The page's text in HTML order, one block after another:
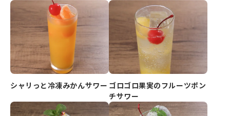
シャリっと冷凍みかんサワー ゴロゴロ果実のフルーツポン
チサワー